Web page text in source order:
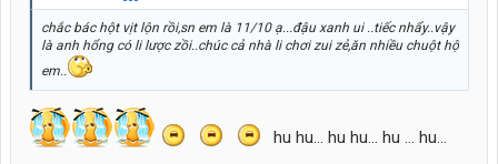
chắc bác hột vịt lộn rồi,sn em là 11/10 ạ...đậu xanh ui ..tiếc nhẩy..vậy
là anh hổng có li lược zồi..chúc cả nhà li chơi zui zẻ,ăn nhiều chuột hộ
em..
hu hu... hu hu... hu ... hu...